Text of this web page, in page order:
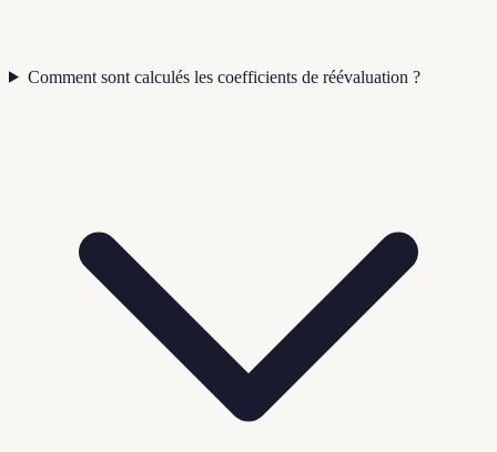
Comment sont calculés les coefficients de réévaluation ?